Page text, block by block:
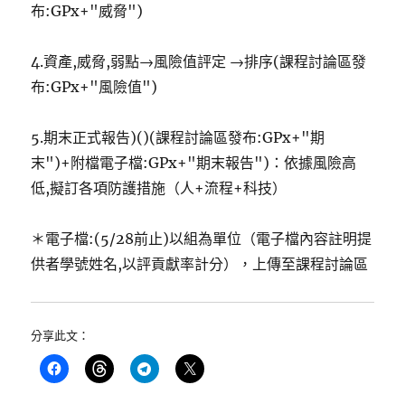
布:GPx+"威脅")
4.資產,威脅,弱點→風險值評定 →排序(課程討論區發
布:GPx+"風險值")
5.期末正式報告)()(課程討論區發布:GPx+"期
末")+附檔電子檔:GPx+"期末報告")：依據風險高
低,擬訂各項防護措施（人+流程+科技）
＊電子檔:(5/28前止)以組為單位（電子檔內容註明提
供者學號姓名,以評貢獻率計分），上傳至課程討論區
分享此文：